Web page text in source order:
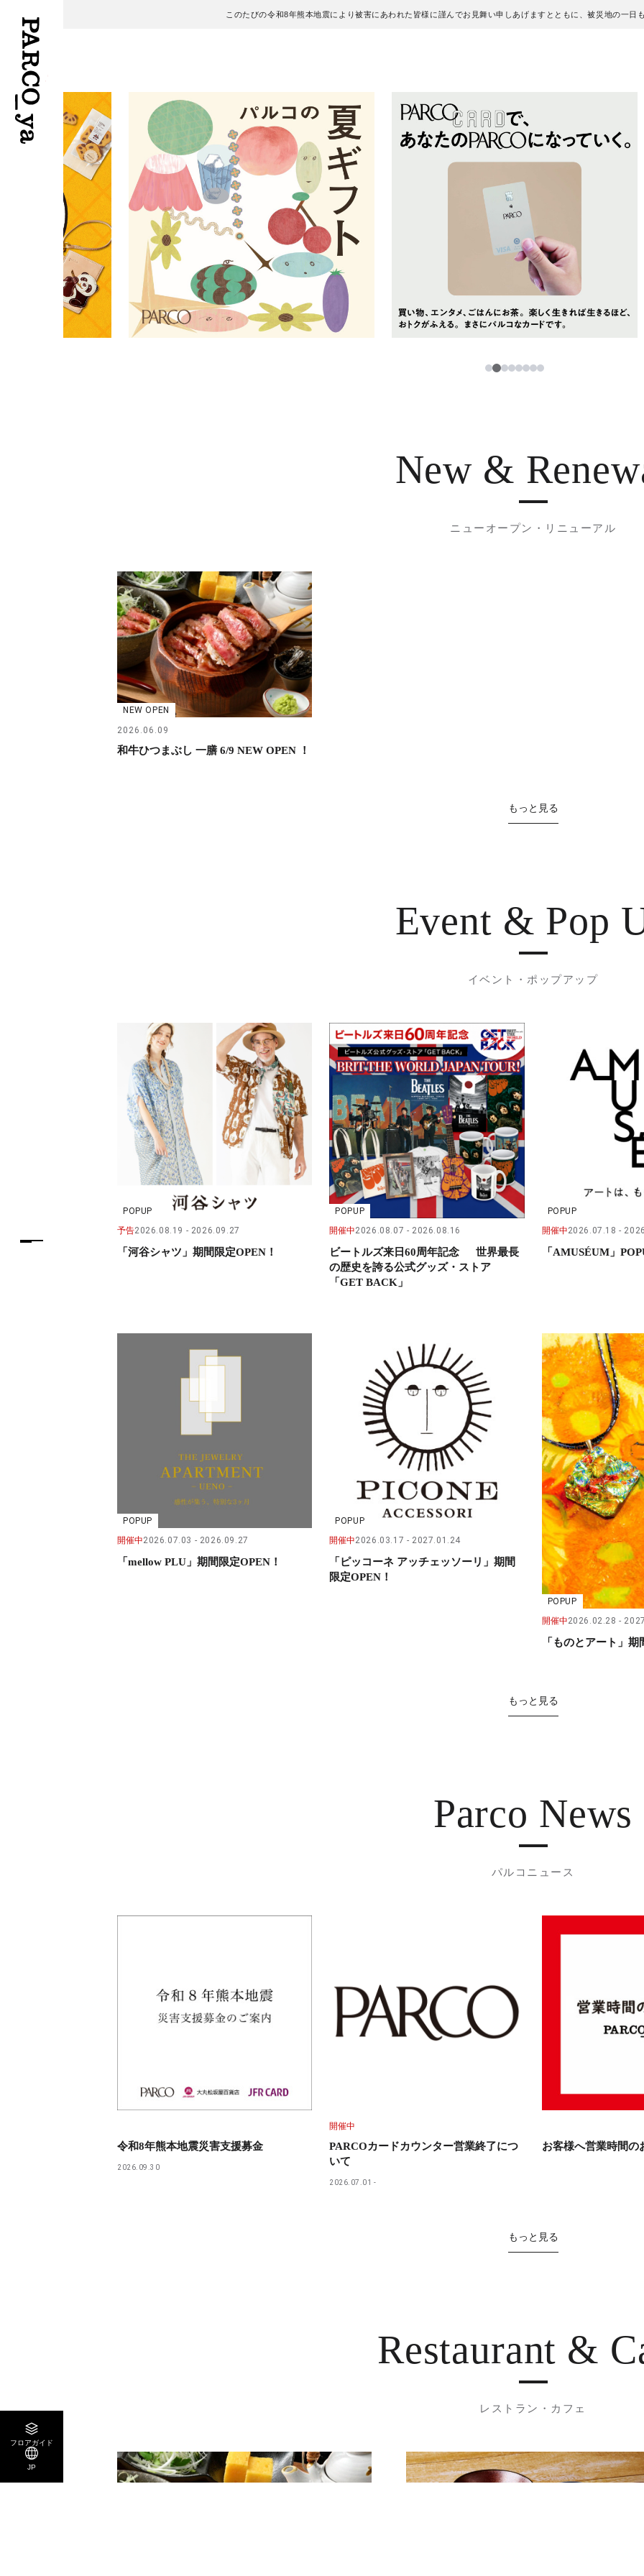
このたびの令和8年熊本地震により被害にあわれた皆様に謹んでお見舞い申しあげますとともに、被災地の一日
フロアガイド
JP
フロアガイド
施設案内・アクセス
イベント・ポップアップ
レストラン・カフェ
TAX FREE
PARCOメンバーズ
ENGLISH
繁体字
簡体字
ภาษาไทย
日本語
12345678
New &
ニューオープン・リニューアル
NEW OPEN
2026.06.09
和牛ひつまぶし 一膳 6/9 NEW OPEN ！
もっと見る
Event & Pop
イベント・ポップアップ
POPUP
予告2026.08.19 2026.09.27
「河谷シャツ」期間限定OPEN！
POPUP
開催中2026.08.07 2026.08.16
ビートルズ来日60周年記念 世界最長
の歴史を誇る公式グッズ・ストア
「GET BACK」
POPUP
開催中2026.07.18
「AMUSÉUM」
POPUP
開催中2026.07.03 2026.09.27
「mellow PLU」期間限定OPEN！
POPUP
開催中2026.03.17 2027.01.24
「ピッコーネ アッチェッソーリ」期間
限定OPEN！
POPUP
開催中2026.02.28
「ものとアート」
もっと見る
Parco News
パルコニュース
令和8年熊本地震災害支援募金
2026.09.30
開催中
PARCOカードカウンター営業終了につ
いて
2026.07.01
お客様へ営業時間の
もっと見る
Restaurant &
レストラン・カフェ